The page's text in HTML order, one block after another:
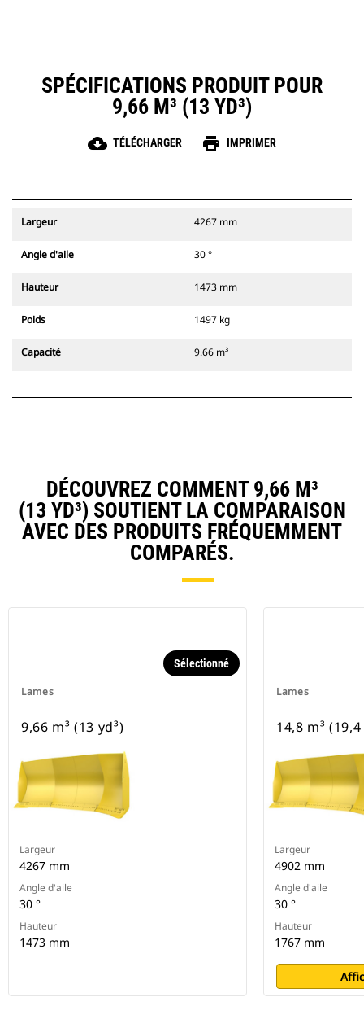
SPÉCIFICATIONS PRODUIT POUR
9,66 M³ (13 YD³)
cloud_download TÉLÉCHARGER print IMPRIMER
Largeur 4267 mm
Angle d'aile 30 °
Hauteur 1473 mm
Poids 1497 kg
Capacité 9.66 m³
DÉCOUVREZ COMMENT 9,66 M³
(13 YD³) SOUTIENT LA COMPARAISON
AVEC DES PRODUITS FRÉQUEMMENT
COMPARÉS.
Lames
Sélectionné
9,66 m³ (13 yd³)
Largeur
4267 mm
Angle d'aile
30 °
Hauteur
1473 mm
Lames
14,8 m³ (19,4
Largeur
4902 mm
Angle d'aile
30 °
Hauteur
1767 mm